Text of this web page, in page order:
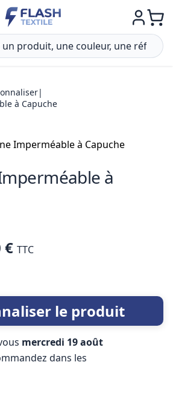
|
à Capuche
à
€ TTC
le produit
mercredi 19 août
dans les